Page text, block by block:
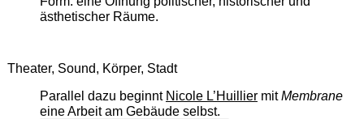
ästhetischer Räume.
Theater, Sound, Körper, Stadt
Parallel dazu beginnt Nicole L’Huilliermit ­Membrane
eine Arbeit am Gebäude selbst.